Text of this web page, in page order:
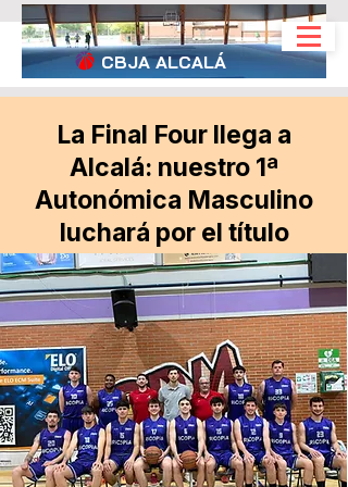
CBJA ALCALÁ
La Final Four llega a
Alcalá: nuestro 1ª
Autonómica Masculino
luchará por el título